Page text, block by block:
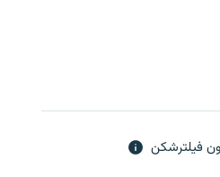
فیلترشکن